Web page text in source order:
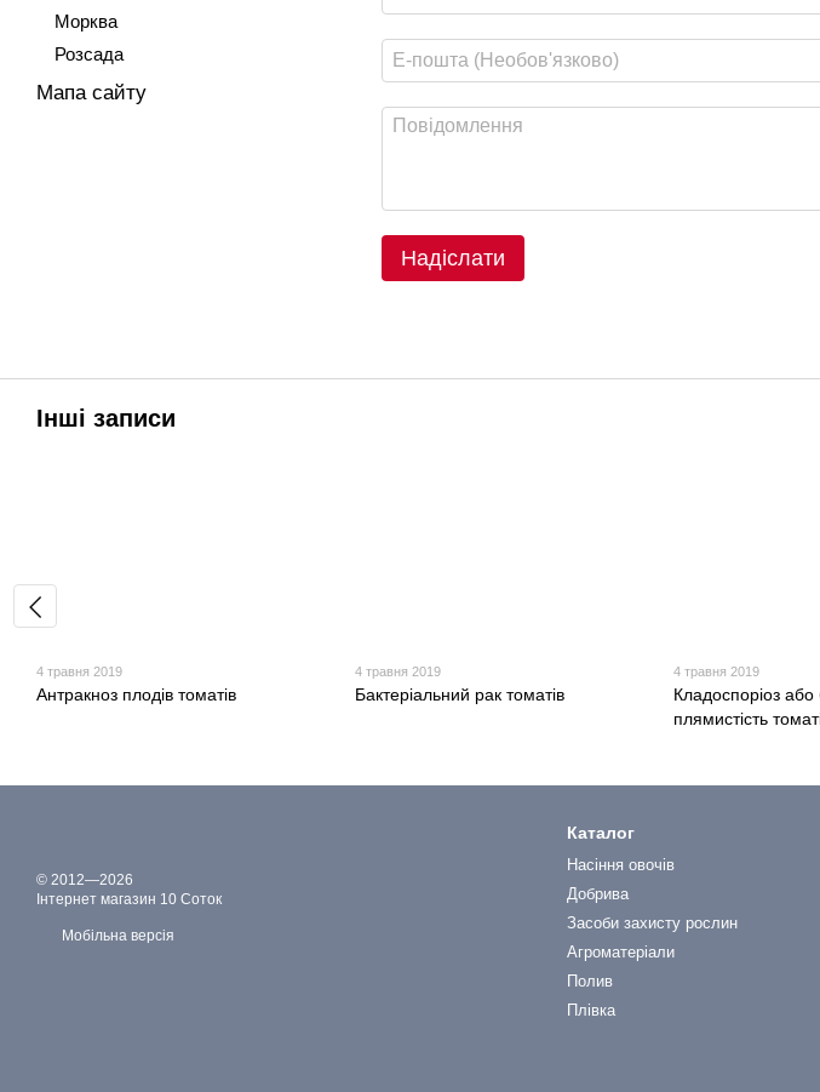
Надіслати
Морква
Розсада
Мапа сайту
Інші записи
4 травня 2019
Антракноз плодів томатів
4 травня 2019
Бактеріальний рак томатів
4 травня 2019
Кладоспоріоз або
плямистість
© 2012—2026
Інтернет магазин 10 Соток
Мобільна версія
Каталог
Насіння овочів
Добрива
Засоби захисту рослин
Агроматеріали
Полив
Плівка